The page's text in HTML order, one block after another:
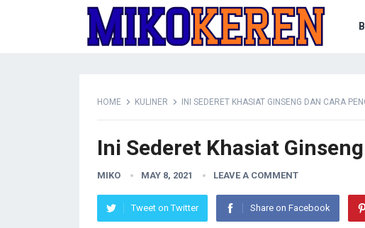
HOME KULINER INI SEDERET KHASIAT GINSENG DAN CARA
Ini Sederet Khasiat
MIKO MAY 8, 2021 LEAVE A COMMENT
Tweet on Twitter Share on Facebook